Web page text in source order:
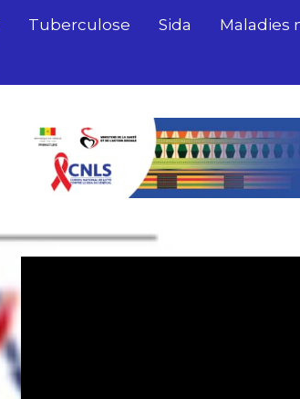
Tuberculose Sida Maladies